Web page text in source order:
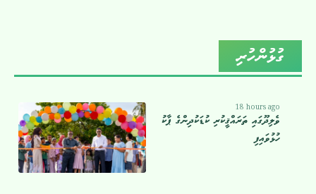
ގުޅުންހުރި
18 hours ago
ވެލިދޫގައި ތަރައްޤީކުރި ކުޑަކުދިންގެ ޕާކު
ހުޅުވައިފި